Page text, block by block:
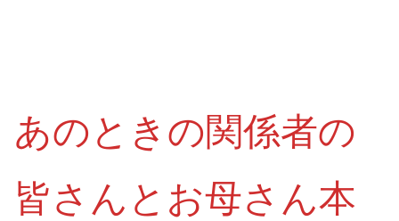
あのときの関係者の
皆さんとお母さん本